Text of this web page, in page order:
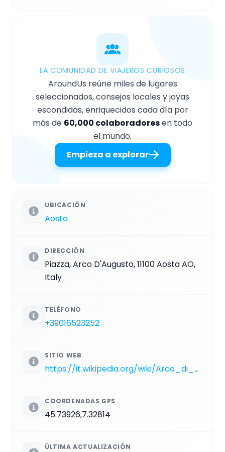
LA COMUNIDAD DE VIAJEROS CURIOSOS
AroundUs reúne miles de lugares
seleccionados, consejos locales y joyas
escondidas, enriquecidos cada día por
más de 60,000 colaboradoresen todo
el mundo.
Empieza a explorar
UBICACIÓN
Aosta
DIRECCIÓN
Piazza, Arco D'Augusto, 11100 Aosta AO,
Italy
TELÉFONO
+39016523252
SITIO WEB
https://it.wikipedia.org/wiki/Arco_di_Augusto_(Aosta)
COORDENADAS GPS
45.73926,7.32814
ÚLTIMA ACTUALIZACIÓN